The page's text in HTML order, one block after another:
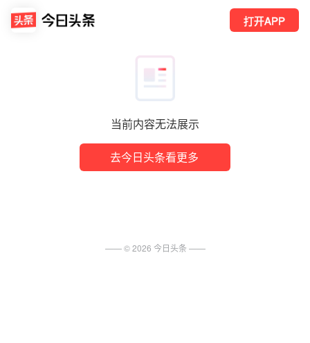
当前内容无法展示
去今日头条看更多
打开APP
—— ©2026 今日头条 ——